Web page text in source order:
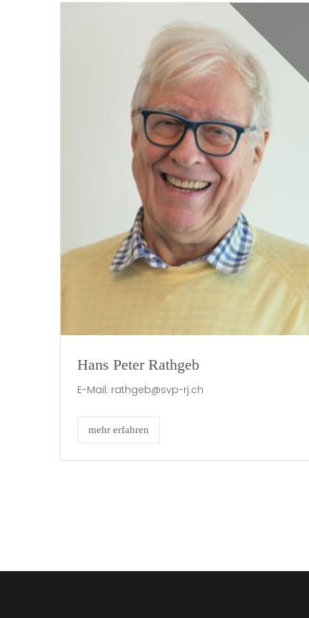
Hans Peter Rathgeb
E-Mail: rathgeb@svp-rj.ch
mehr erfahren